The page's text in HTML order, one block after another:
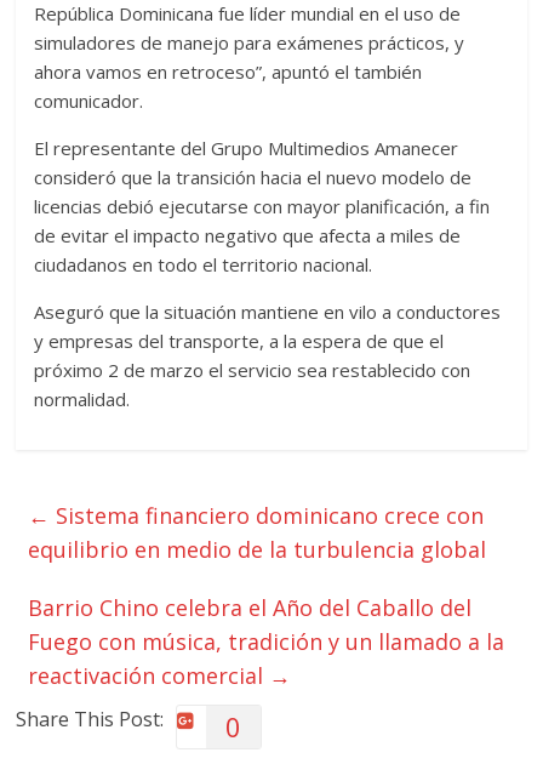
República Dominicana fue líder mundial en el uso de
simuladores de manejo para exámenes prácticos, y
ahora vamos en retroceso”, apuntó el también
comunicador.
El representante del Grupo Multimedios Amanecer
consideró que la transición hacia el nuevo modelo de
licencias debió ejecutarse con mayor planificación, a fin
de evitar el impacto negativo que afecta a miles de
ciudadanos en todo el territorio nacional.
Aseguró que la situación mantiene en vilo a conductores
y empresas del transporte, a la espera de que el
próximo 2 de marzo el servicio sea restablecido con
normalidad.
← Sistema financiero dominicano crece con
equilibrio en medio de la turbulencia global
Barrio Chino celebra el Año del Caballo del
Fuego con música, tradición y un llamado a la
reactivación comercial →
Share This Post: 0